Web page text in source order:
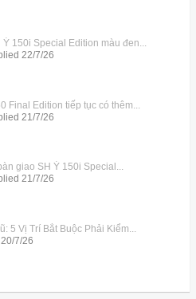
150i Special Edition màu đen...
22/7/26
Final Edition tiếp tục có thêm...
21/7/26
giao SH Ý 150i Special...
21/7/26
5 Vị Trí Bắt Buộc Phải Kiểm...
20/7/26